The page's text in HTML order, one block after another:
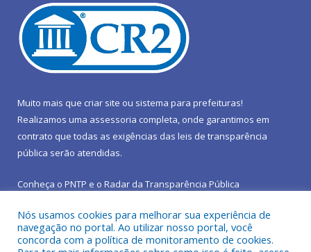
Muito mais que criar site ou sistema para prefeituras!
Realizamos uma assessoria completa, onde garantimos em
contrato que todas as exigências das leis de transparência
pública serão atendidas.
Conheça o PNTP e o Radar da Transparência Pública
Nós usamos cookies para melhorar sua experiência de
navegação no portal. Ao utilizar nosso portal, você
concorda com a política de monitoramento de cookies.